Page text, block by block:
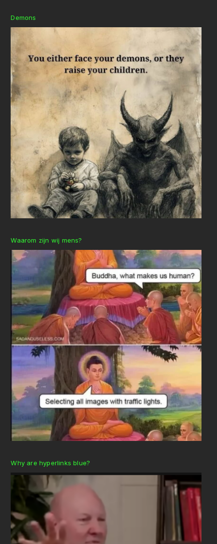
Demons
Waarom zijn wij mens?
Why are hyperlinks blue?